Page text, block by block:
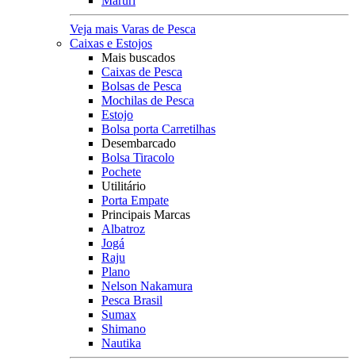
Veja mais Varas de Pesca
Caixas e Estojos
Mais buscados
Caixas de Pesca
Bolsas de Pesca
Mochilas de Pesca
Estojo
Bolsa porta Carretilhas
Desembarcado
Bolsa Tiracolo
Pochete
Utilitário
Porta Empate
Principais Marcas
Albatroz
Jogá
Raju
Plano
Nelson Nakamura
Pesca Brasil
Sumax
Shimano
Nautika